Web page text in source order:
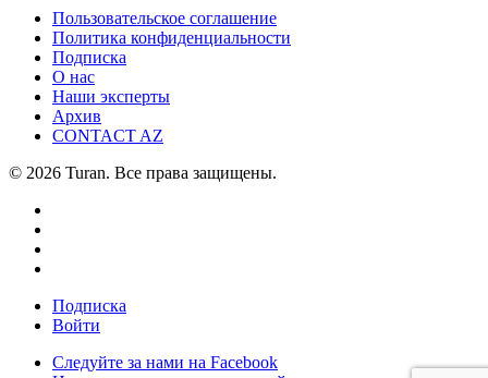
Пользовательское соглашение
Политика конфиденциальности
Подписка
О нас
Наши эксперты
Архив
CONTACT AZ
© 2026 Turan. Все права защищены.
Подписка
Войти
Следуйте за нами на Facebook